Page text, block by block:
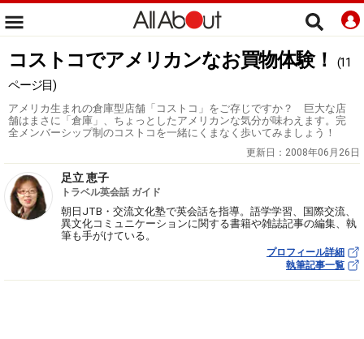
コストコでアメリカンなお買物体験！
(11
ページ目)
アメリカ生まれの倉庫型店舗「コストコ」をご存じですか？ 巨大な店
舗はまさに「倉庫」、ちょっとしたアメリカンな気分が味わえます。完
全メンバーシップ制のコストコを一緒にくまなく歩いてみましょう！
更新日： 2008年06月26日
足立 恵子
トラベル英会話 ガイド
朝日JTB・交流文化塾で英会話を指導。語学学習、国際交流、
異文化コミュニケーションに関する書籍や雑誌記事の編集、執
筆も手がけている。
プロフィール詳細
執筆記事一覧